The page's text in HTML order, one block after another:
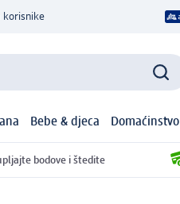
korisnike
Bebe & djeca Domaćinstvo
bodove i štedite